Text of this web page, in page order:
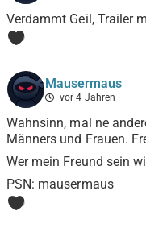
Verdammt Geil, Trailer
0
Mausermaus
vor 4 Jahren
Wahnsinn, mal ne
Männers und Frauen.
Wer mein Freund sein
PSN: mausermaus
0